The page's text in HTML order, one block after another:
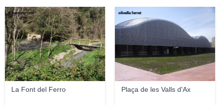
La Font del Ferro
Alberto g-rovi
Plaça de les Valls d'Ax
olivella ferret